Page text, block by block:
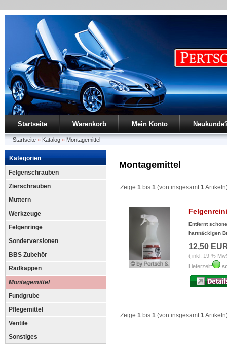
Startseite Warenkorb Mein Konto
Startseite » Katalog » Montagemittel
Kategorien
Felgenschrauben
Zierschrauben
Muttern
Werkzeuge
Felgenringe
Sonderversionen
BBS Zubehör
Radkappen
Montagemittel
Fundgrube
Pflegemittel
Ventile
Sonstiges
Montagemittel
Zeige 1 bis 1 (von insgesamt1
Entfernt
hartnäckigen
12,50
( inkl. 19 %
Lieferzeit:
Zeige 1 bis 1 (von insgesamt1